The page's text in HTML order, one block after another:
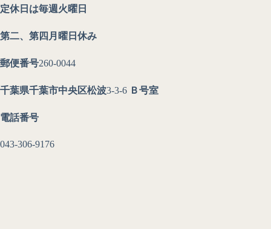
定休日は毎週火曜日
第二、第四月曜日休み
郵便番号260-0044
千葉県千葉市中央区松波3-3-6 Ｂ号室
電話番号
043-306-9176